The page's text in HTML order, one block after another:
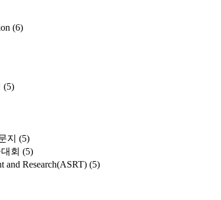
(6)
(5)
지 (5)
회 (5)
and Research(ASRT) (5)